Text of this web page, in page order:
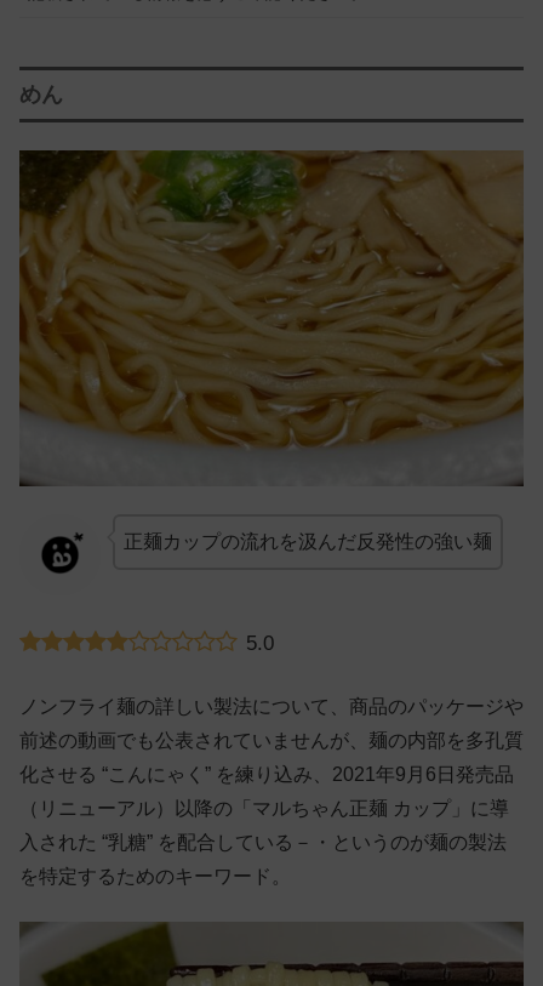
めん
正麺カップの流れを汲んだ反発性の強い麺
5.0
ノンフライ麺の詳しい製法について、商品のパッケージや
前述の動画でも公表されていませんが、麺の内部を多孔質
化させる “こんにゃく” を練り込み、2021年9月6日発売品
（リニューアル）以降の「マルちゃん正麺 カップ」に導
入された “乳糖” を配合している－・というのが麺の製法
を特定するためのキーワード。